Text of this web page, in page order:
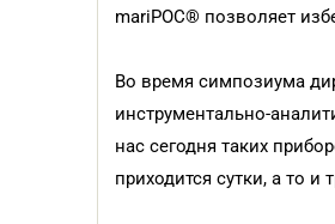
mariPOC® позволяет
Во время симпозиума
инструментально-
нас сегодня таких
приходится сутки, а то